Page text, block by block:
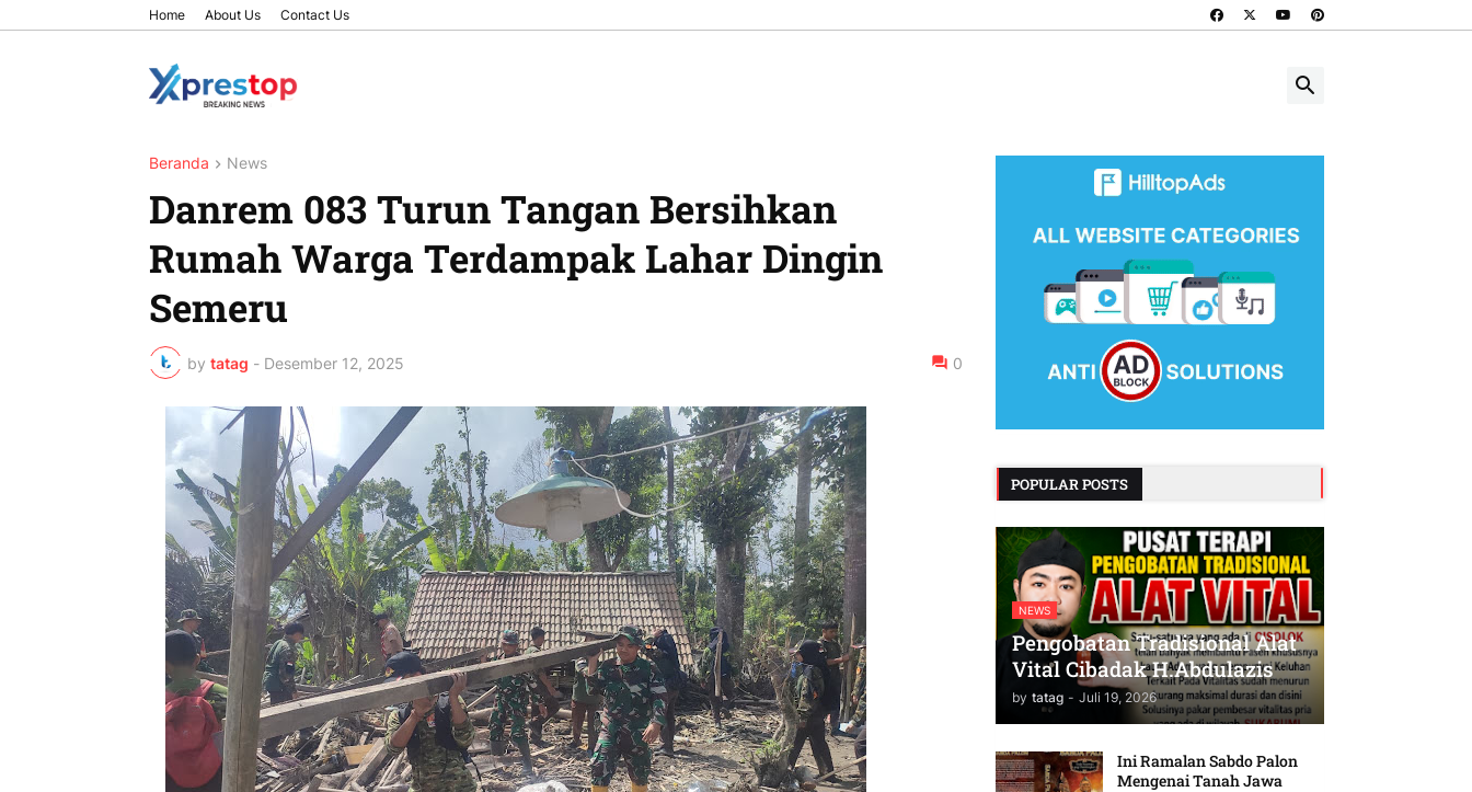
Home About Us Contact Us
Beranda News
Danrem 083 Turun Tangan Bersihkan
Rumah Warga Terdampak Lahar Dingin
Semeru
by tatag - Desember 12, 2025 0
POPULAR POSTS
NEWS
Pengobatan Tradisional Alat
Vital Cibadak H.Abdulazis
by tatag - Juli 19, 2026
Ini Ramalan Sabdo Palon
Mengenai Tanah Jawa